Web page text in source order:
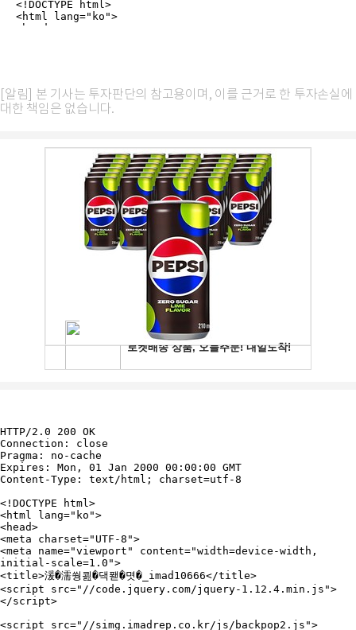
[알림] 본 기사는 투자판단의 참고용이며, 이를 근거로 한 투자손실에
대한 책임은 없습니다.